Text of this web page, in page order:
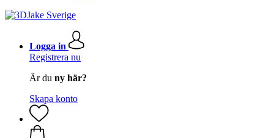
Logga in
Registrera nu
Är du ny här?
Skapa konto